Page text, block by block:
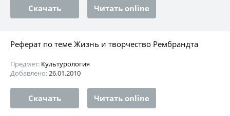
Скачать Читать online
Реферат по теме Жизнь и творчество Рембрандта
Предмет: Культурология
Добавлено:26.01.2010
Скачать Читать online